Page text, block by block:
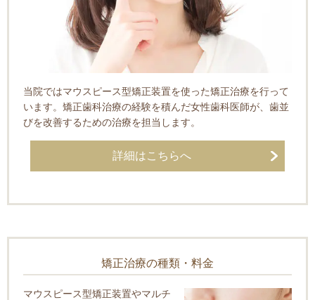
当院ではマウスピース型矯正装置を使った矯正治療を行って
います。矯正歯科治療の経験を積んだ女性歯科医師が、歯並
びを改善するための治療を担当します。
詳細はこちらへ
矯正治療の種類・料金
マウスピース型矯正装置やマルチ